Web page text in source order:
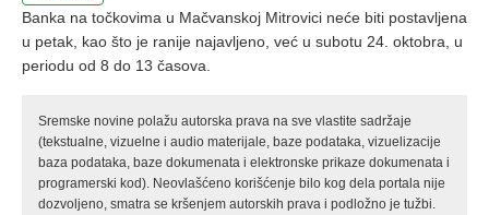
Banka na točkovima u Mačvanskoj Mitrovici neće biti postavljena
u petak, kao što je ranije najavljeno, već u subotu 24. oktobra, u
periodu od 8 do 13 časova.
Sremske novine polažu autorska prava na sve vlastite sadržaje
(tekstualne, vizuelne i audio materijale, baze podataka, vizuelizacije
baza podataka, baze dokumenata i elektronske prikaze dokumenata i
programerski kod). Neovlašćeno korišćenje bilo kog dela portala nije
dozvoljeno, smatra se kršenjem autorskih prava i podložno je tužbi.